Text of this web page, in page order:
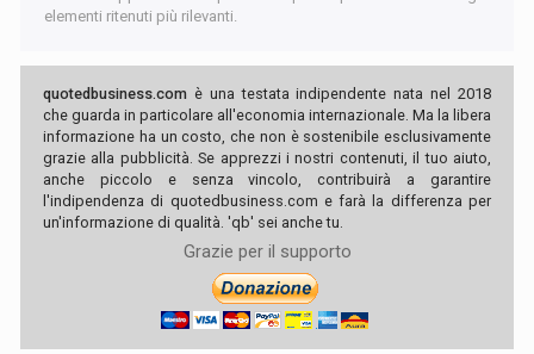
elementi ritenuti più rilevanti.
quotedbusiness.com è una testata indipendente nata nel 2018
che guarda in particolare all'economia internazionale. Ma la libera
informazione ha un costo, che non è sostenibile esclusivamente
grazie alla pubblicità. Se apprezzi i nostri contenuti, il tuo aiuto,
anche piccolo e senza vincolo, contribuirà a garantire
l'indipendenza di quotedbusiness.com e farà la differenza per
un'informazione di qualità. 'qb' sei anche tu.
Grazie per il supporto